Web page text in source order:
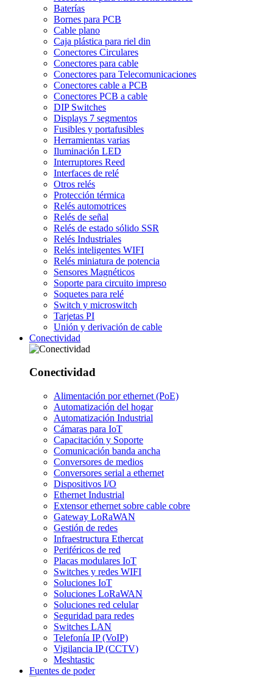
Baterías
Bornes para PCB
Cable plano
Caja plástica para riel din
Conectores Circulares
Conectores para cable
Conectores para Telecomunicaciones
Conectores cable a PCB
Conectores PCB a cable
DIP Switches
Displays 7 segmentos
Fusibles y portafusibles
Herramientas varias
Iluminación LED
Interruptores Reed
Interfaces de relé
Otros relés
Protección térmica
Relés automotrices
Relés de señal
Relés de estado sólido SSR
Relés Industriales
Relés inteligentes WIFI
Relés miniatura de potencia
Sensores Magnéticos
Soporte para circuito impreso
Soquetes para relé
Switch y microswitch
Tarjetas PI
Unión y derivación de cable
Conectividad
Conectividad
Alimentación por ethernet (PoE)
Automatización del hogar
Automatización Industrial
Cámaras para IoT
Capacitación y Soporte
Comunicación banda ancha
Conversores de medios
Conversores serial a ethernet
Dispositivos I/O
Ethernet Industrial
Extensor ethernet sobre cable cobre
Gateway LoRaWAN
Gestión de redes
Infraestructura Ethercat
Periféricos de red
Placas modulares IoT
Switches y redes WIFI
Soluciones IoT
Soluciones LoRaWAN
Soluciones red celular
Seguridad para redes
Switches LAN
Telefonía IP (VoIP)
Vigilancia IP (CCTV)
Meshtastic
Fuentes de poder